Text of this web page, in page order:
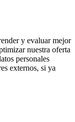
y evaluar mejor
nuestra oferta
personales
externos, si ya